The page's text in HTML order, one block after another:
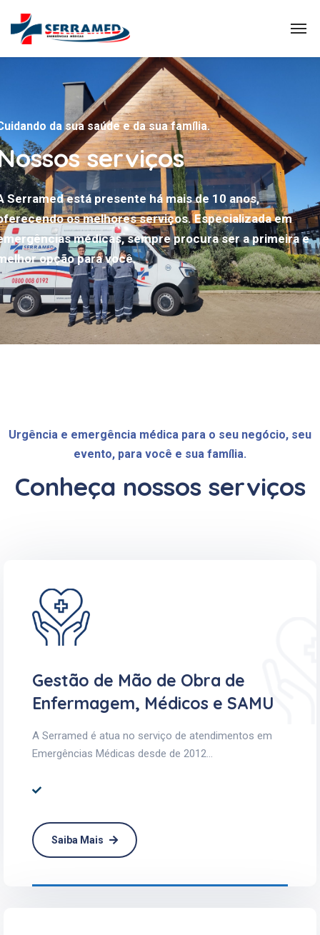
da sua saúde e da sua família.
serviços
Serramed está presente há mais de 10 anos,
os melhores serviços. Especializada em
médicas, sempre procura ser a primeira e
opção para você.
Urgência e emergência médica para o seu negócio, seu
evento, para você e sua família.
Conheça nossos serviços
Gestão de Mão de Obra de
Enfermagem, Médicos e SAMU
A Serramed é atua no serviço de atendimentos em
Emergências Médicas desde de 2012...
Saiba Mais